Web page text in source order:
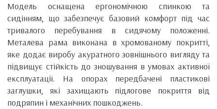
Модель оснащена ергономічною спинкою та
сидінням, що забезпечує базовий комфорт під час
тривалого перебування в сидячому положенні.
Металева рама виконана в хромованому покритті,
яке додає виробу акуратного зовнішнього вигляду та
підвищує стійкість до зношування в умовах активної
експлуатації. На опорах передбачені пластикові
заглушки, які захищають підлогове покриття від
подряпин і механічних пошкоджень.